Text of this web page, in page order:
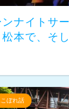
ンナイトサ
本で、そ
ぼれ話